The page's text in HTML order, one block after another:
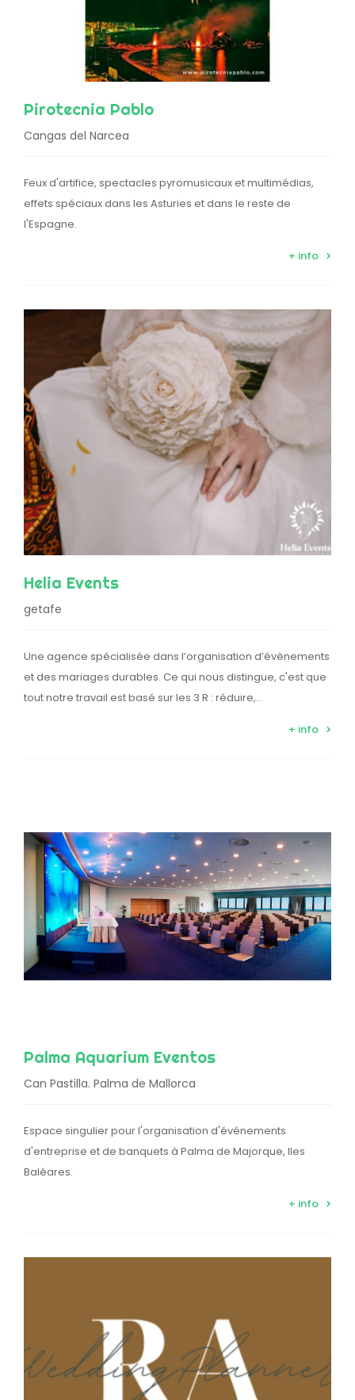
Pirotecnia Pablo
Cangas del Narcea
Feux d'artifice, spectacles pyromusicaux et multimédias,
effets spéciaux dans les Asturies et dans le reste de
l'Espagne.
+ info
Helia Events
getafe
Une agence spécialisée dans l’organisation d’évènements
et des mariages durables. Ce qui nous distingue, c'est que
tout notre travail est basé sur les 3 R : réduire,…
+ info
Palma Aquarium Eventos
Can Pastilla. Palma de Mallorca
Espace singulier pour l'organisation d'événements
d'entreprise et de banquets à Palma de Majorque, Iles
Baléares.
+ info